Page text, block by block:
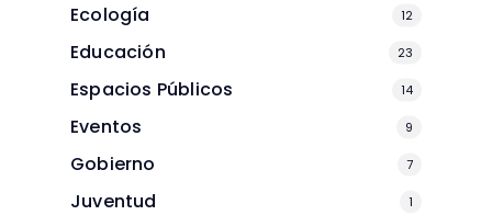
Ecología 12
Educación 23
Espacios Públicos 14
Eventos 9
Gobierno 7
Juventud 1